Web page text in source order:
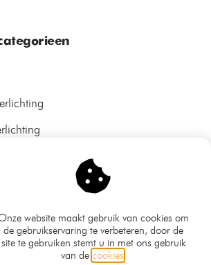
per ruimte
verlichting
website maakt gebruik van cookies om
de gebruikservaring te verbeteren, door de
site te gebruiken stemt u in met ons gebruik
van de cookies